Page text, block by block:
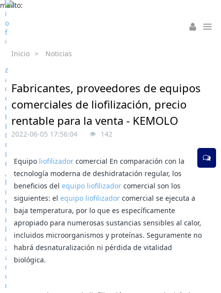
mailto:
Inicio > Noticias
Fabricantes, proveedores de equipos
comerciales de liofilización, precio
rentable para la venta - KEMOLO
2022-06-05 17:56:04 142
Equipo liofilizador comercial En comparación con la
tecnología moderna de deshidratación regular, los
beneficios delequipo liofilizador comercial son los
siguientes: elequipo liofilizador comercial se ejecuta a
baja temperatura, por lo que es específicamente
apropiado para numerosas sustancias sensibles al calor,
incluidos microorganismos y proteínas. Seguramente no
habrá desnaturalización ni pérdida de vitalidad
biológica.